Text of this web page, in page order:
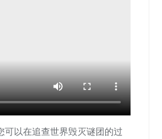
可以在追查世界毁灭谜团的过